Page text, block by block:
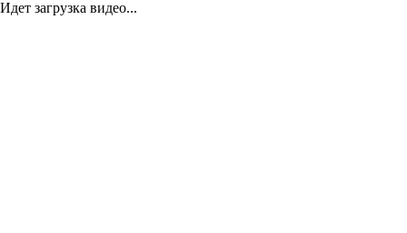
Идет загрузка видео...